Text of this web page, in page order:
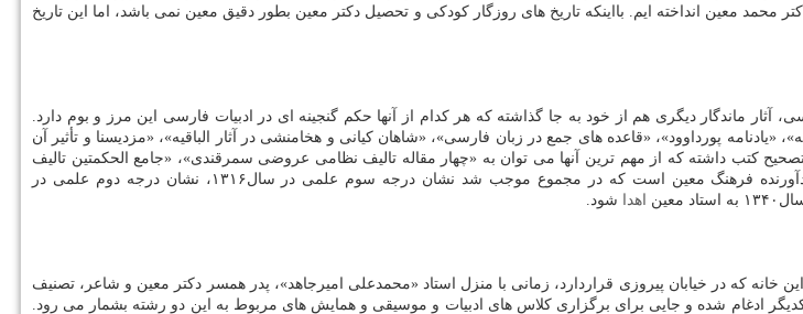
معین انداخته ایم. بااینکه تاریخ های روزگار کودکی و تحصیل دکتر معین بطور دقیق معین نمی باشد، اما این تاریخ
ماندگار دیگری هم از خود به جا گذاشته که هر کدام از آنها حکم گنجینه ای در ادبیات فارسی این مرز و بوم دارد.
پورداوود»، «قاعده های جمع در زبان فارسی»، «شاهان کیانی و هخامنشی در آثار الباقیه»، «مزدیسنا و تأثیر آن
کتب داشته که از مهم ترین آنها می توان به «چهار مقاله تالیف نظامی عروضی سمرقندی»، «جامع الحکمتین تالیف
ناصرخسرو»، «شرح قصیده ابوالهیثم» و... اشاره نمود. ترجمه و مقاله هم از دیگر کارهای ادبی پدیدآورنده فرهنگ معین است که در مجموع موجب شد نشان درجه سوم علمی در سال۱۳۱۶، نشان درجه دوم علمی در
اهدا شود.
که در خیابان پیروزی قراردارد، زمانی با منزل استاد «محمدعلی امیرجاهد»، پدر همسر دکتر معین و شاعر، تصنیف
ادغام شده و جایی برای برگزاری کلاس های ادبیات و موسیقی و همایش های مربوط به این دو رشته بشمار می رود.